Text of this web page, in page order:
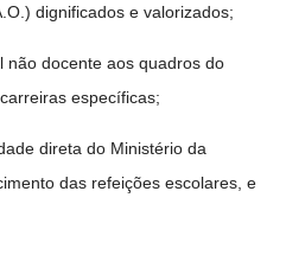
dignificados e valorizados;
não docente aos quadros do
específicas;
direta do Ministério da
das refeições escolares, e